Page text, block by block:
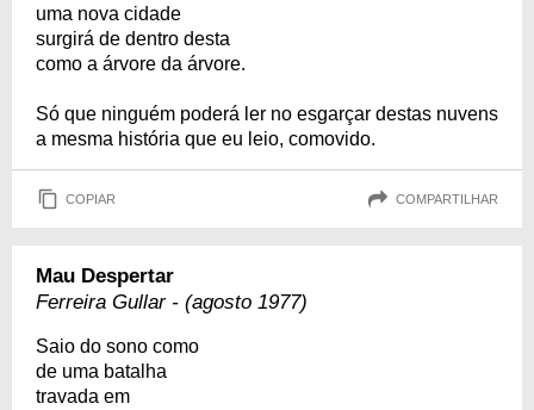
uma nova cidade
surgirá de dentro desta
como a árvore da árvore.
Só que ninguém poderá ler no esgarçar destas nuvens
a mesma história que eu leio, comovido.
COPIAR COMPARTILHAR
Mau Despertar
Ferreira Gullar - (agosto 1977)
Saio do sono como
de uma batalha
travada em